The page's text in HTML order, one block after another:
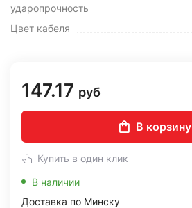
ударопрочность
Цвет кабеля
147.17 руб
В корзину
Купить в один клик
В наличии
Доставка по Минску